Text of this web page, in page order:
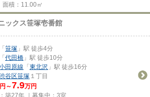
面積：11.00㎡
ックス笹塚壱番館
「笹塚 」駅 徒歩4分
「代田橋 」駅 徒歩10分
田原線 「東北沢 」駅 徒歩16分
谷区笹塚 １丁目
～7.9万円
築27年 ｜募集中： 3室